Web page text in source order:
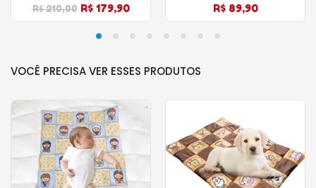
R$ 210,00 R$ 179,90 R$ 89,90
VOCÊ PRECISA VER ESSES PRODUTOS